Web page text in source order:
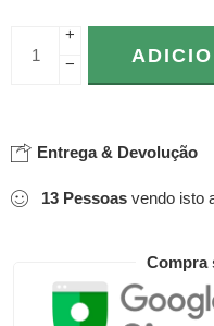
+
−
Entrega & Devolução
13 Pessoas vendo isto
Compra